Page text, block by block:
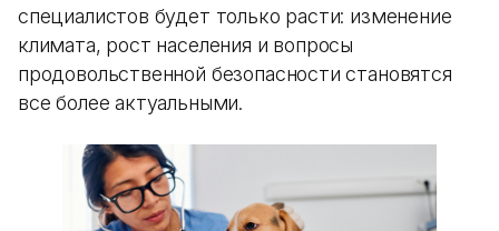
специалистов будет только расти: изменение
климата, рост населения и вопросы
продовольственной безопасности становятся
все более актуальными.